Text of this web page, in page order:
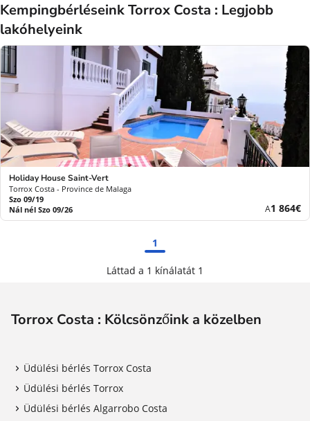
Kempingbérléseink Torrox Costa : Legjobb
lakóhelyeink
Holiday House Saint-Vert
Torrox Costa - Province de Malaga
Szo 09/19
Nál nél Szo 09/26
AÚj
ár
1 864€
1
Láttad a 1 kínálatát 1
Torrox Costa : Kölcsönzőink a közelben
Üdülési bérlés Torrox Costa
Üdülési bérlés Torrox
Üdülési bérlés Algarrobo Costa